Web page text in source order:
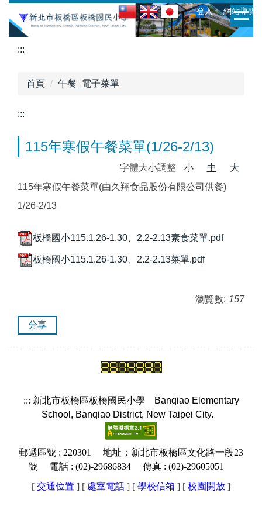
到
主
ㆍ登入 ㆍ網站導覽
:::
首頁 午餐_電子菜單
:::
115年寒假午餐菜單(1/26-2/13)
字體大小調整 小 中
大
115年寒假午餐菜單(由久翔食品股份有限公司供餐)
1/26-2/13
板橋國小115.1.26-1.30、2.2-2.13素食菜單.pdf
板橋國小115.1.26-1.30、2.2-2.13菜單.pdf
瀏覽數: 157
分享
::: 新北市板橋區板橋國民小學Banqiao Elementary
School, Banqiao District, New Taipei City.
郵遞區號 : 220301 地址：新北市板橋區文化路一段23
號 電話 : (02)-29686834 傳真 : (02)-29605051
[ 交通位置 ] [ 處室電話 ] [ 學校信箱 ] [ 校園開放 ]